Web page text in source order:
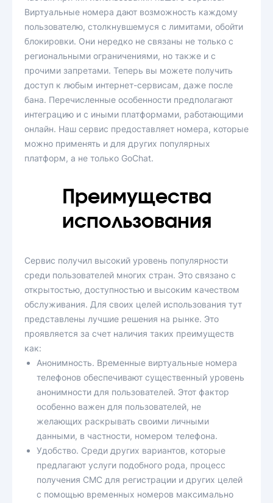
Виртуальные номера дают возможность каждому
пользователю, столкнувшемуся с лимитами, обойти
блокировки. Они нередко не связаны не только с
региональными ограничениями, но также и с
прочими запретами. Теперь вы можете получить
доступ к любым интернет-сервисам, даже после
бана. Перечисленные особенности предполагают
интеграцию и с иными платформами, работающими
онлайн. Наш сервис предоставляет номера, которые
можно применять и для других популярных
платформ, а не только GoChat.
Преимущества
использования
Сервис получил высокий уровень популярности
среди пользователей многих стран. Это связано с
открытостью, доступностью и высоким качеством
обслуживания. Для своих целей использования тут
представлены лучшие решения на рынке. Это
проявляется за счет наличия таких преимуществ
как:
Анонимность. Временные виртуальные номера
телефонов обеспечивают существенный уровень
анонимности для пользователей. Этот фактор
особенно важен для пользователей, не
желающих раскрывать своими личными
данными, в частности, номером телефона.
Удобство. Среди других вариантов, которые
предлагают услуги подобного рода, процесс
получения СМС для регистрации и других целей
с помощью временных номеров максимально